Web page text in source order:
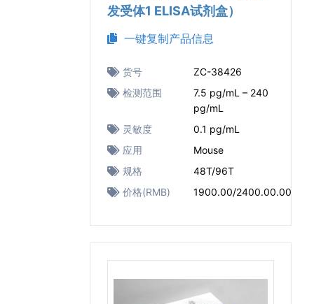
发受体1 ELISA试剂盒）
一键复制产品信息
货号
ZC-38426
检测范围
7.5 pg/mL – 240
pg/mL
灵敏度
0.1 pg/mL
应用
Mouse
规格
48T/96T
价格(RMB)
1900.00/2400.00.00